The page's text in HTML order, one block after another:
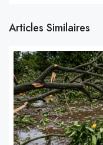
Articles Similaires